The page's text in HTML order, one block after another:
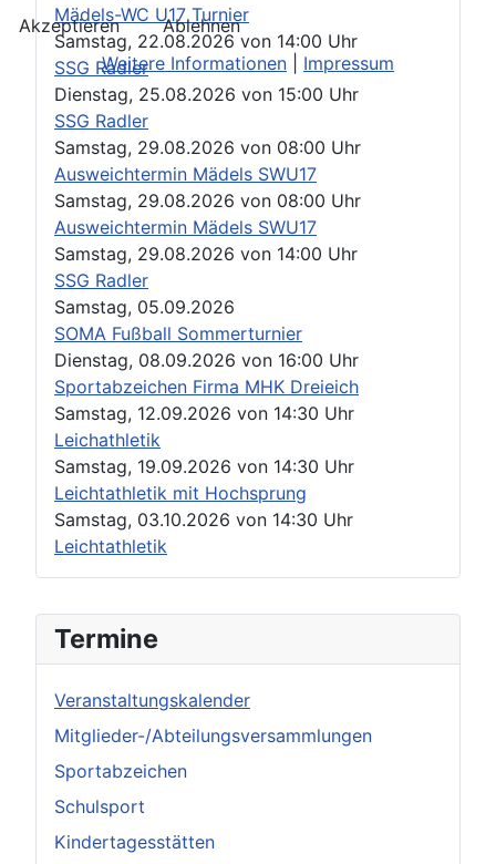
Termine
Veranstaltungskalender
Mitglieder-/Abteilungsversammlungen
Sportabzeichen
Schulsport
Kindertagesstätten
Mädels-WC U17 Turnier
Samstag, 22.08.2026 von 14:00 Uhr
SSG Radler
Dienstag, 25.08.2026 von 15:00 Uhr
SSG Radler
Samstag, 29.08.2026 von 08:00 Uhr
Ausweichtermin Mädels SWU17
Samstag, 29.08.2026 von 08:00 Uhr
Ausweichtermin Mädels SWU17
Samstag, 29.08.2026 von 14:00 Uhr
SSG Radler
Samstag, 05.09.2026
SOMA Fußball Sommerturnier
Dienstag, 08.09.2026 von 16:00 Uhr
Sportabzeichen Firma MHK Dreieich
Samstag, 12.09.2026 von 14:30 Uhr
Leichathletik
Samstag, 19.09.2026 von 14:30 Uhr
Leichtathletik mit Hochsprung
Samstag, 03.10.2026 von 14:30 Uhr
Leichtathletik
Akzeptieren
Ablehnen
Weitere Informationen
Impressum